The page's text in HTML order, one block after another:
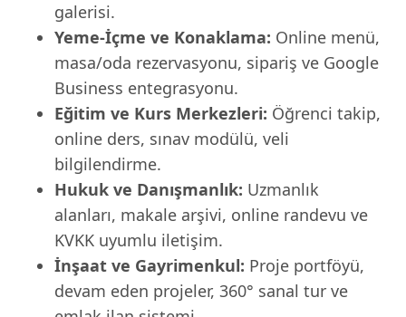
galerisi.
Yeme-İçme ve Konaklama: Online menü,
masa/oda rezervasyonu, sipariş ve Google
Business entegrasyonu.
Eğitim ve Kurs Merkezleri: Öğrenci takip,
online ders, sınav modülü, veli
bilgilendirme.
Hukuk ve Danışmanlık: Uzmanlık
alanları, makale arşivi, online randevu ve
KVKK uyumlu iletişim.
İnşaat ve Gayrimenkul: Proje portföyü,
devam eden projeler, 360° sanal tur ve